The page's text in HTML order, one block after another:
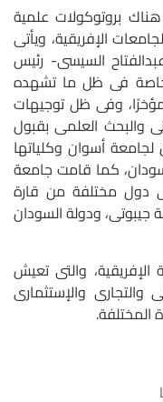
بروتوكولات علمية
الإفريقية، ويأتى
السيسى- رئيس
وخاصة فى ظل ما تشهده
وفى ظل توجيهات
والبحث العلمى بقبول
أسوان وكلياتها
كما قامت جامعة
طبية إلى دول مختلفة من قارة
جيبوتى، ودولة السودان
والتى تعيش
والإستثمارى